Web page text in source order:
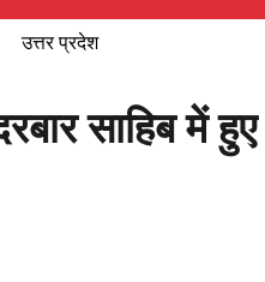
उत्तर प्रदेश
साहिब में